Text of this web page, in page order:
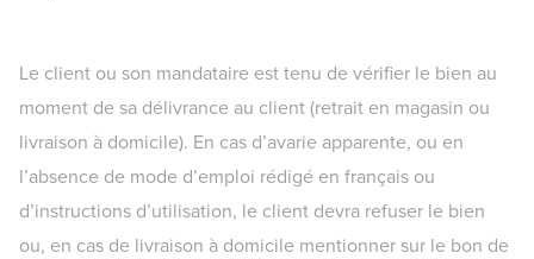
Le client ou son mandataire est tenu de vérifier le bien au
moment de sa délivrance au client (retrait en magasin ou
livraison à domicile). En cas d’avarie apparente, ou en
l’absence de mode d’emploi rédigé en français ou
d’instructions d’utilisation, le client devra refuser le bien
ou, en cas de livraison à domicile mentionner sur le bon de